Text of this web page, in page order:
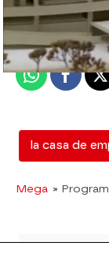
Madrid
Publicado:14
Whatsapp X
la casa de
Mega »